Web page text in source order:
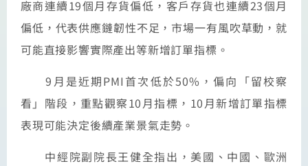
廠商連續19個月存貨偏低，客戶存貨也連續23個月
偏低，代表供應鏈韌性不足，市場一有風吹草動，就
可能直接影響實際產出等新增訂單指標。
9月是近期PMI首次低於50%，偏向「留校察
看」階段，重點觀察10月指標，10月新增訂單指標
表現可能決定後續產業景氣走勢。
中經院副院長王健全指出，美國、中國、歐洲